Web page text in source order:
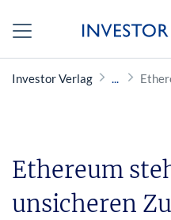
Investor Verlag
Ethereum
unsicheren